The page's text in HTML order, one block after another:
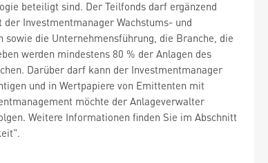
beteiligt sind. Der Teilfonds darf ergänzend
Investmentmanager Wachstums- und
die Unternehmensführung, die Branche, die
werden mindestens 80 % der Anlagen des
Darüber darf kann der Investmentmanager
und in Wertpapiere von Emittenten mit
möchte der Anlageverwalter
Weitere Informationen finden Sie im Abschnitt